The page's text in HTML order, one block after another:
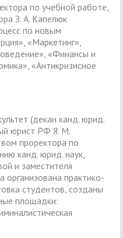
по учебной работе,
З. А. Капелюк
по новым
«Маркетинг»,
«Финансы и
«Антикризисное
(декан канд. юрид.
юрист РФ Я. М.
проректора по
канд. юрид. наук,
и заместителя
организована практико-
студентов, созданы
площадки: